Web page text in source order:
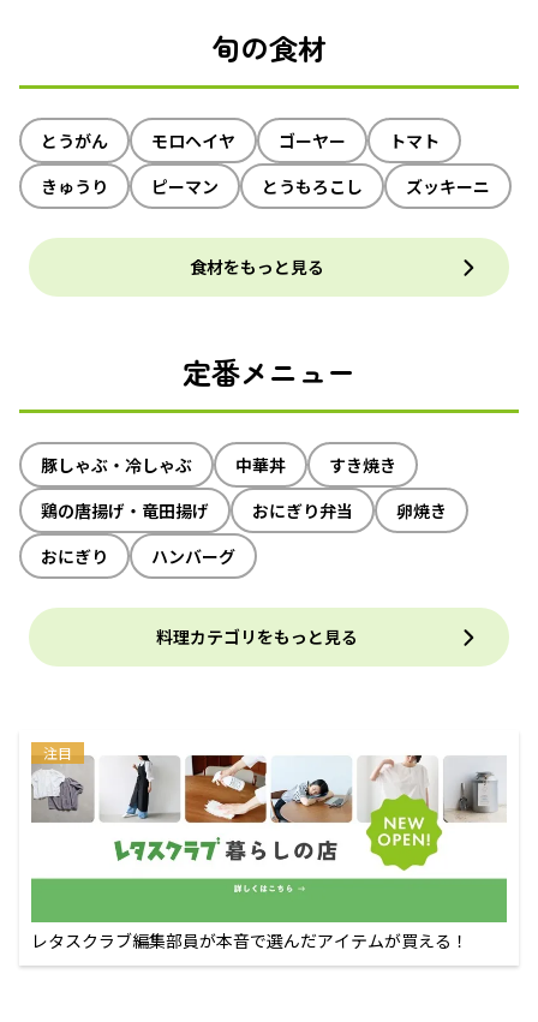
旬の食材
とうがん モロヘイヤ ゴーヤー
トマト
きゅうり
ピーマン とうもろこし ズッキーニ
食材をもっと見る
定番メニュー
豚しゃぶ・冷しゃぶ 中華丼
すき焼き
鶏の唐揚げ・竜田揚げ
おにぎり弁当
卵焼き
おにぎり
ハンバーグ
料理カテゴリをもっと見る
注目
レタスクラブ編集部員が本音で選んだアイテムが買える！